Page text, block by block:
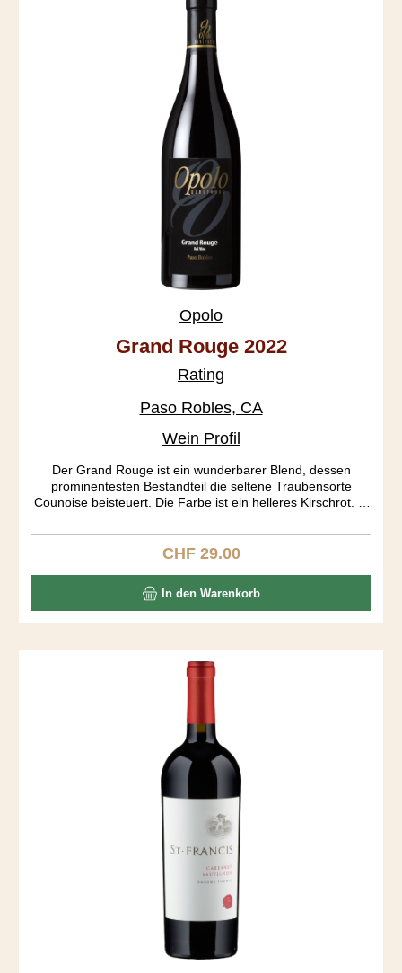
Opolo
Grand Rouge 2022
Rating
Paso Robles, CA
Wein Profil
Der Grand Rouge ist ein wunderbarer Blend, dessen
prominentesten Bestandteil die seltene Traubensorte
Counoise beisteuert. Die Farbe ist ein helleres Kirschrot. In
Gaumen in Caramel und Kirsche übergehen. Der Köper
gefällt mit seiner mittleren Schwere. Ein Rhone Ranger aus
Regulärer Preis:
CHF 29.00
In den Warenkorb